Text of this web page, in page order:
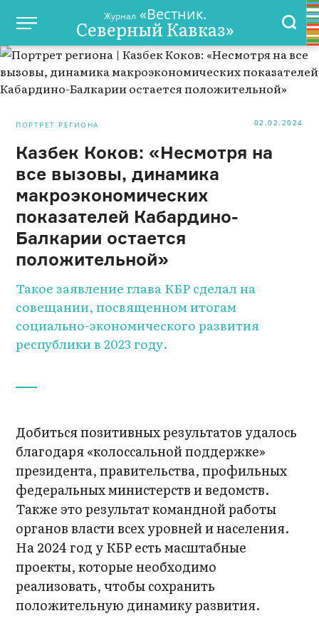
Журнал «Вестник.
Северный Кавказ»
ПОРТРЕТ РЕГИОНА 02.02.2024
Казбек Коков: «Несмотря на
все вызовы, динамика
макроэкономических
показателей Кабардино-
Балкарии остается
положительной»
Такое заявление глава КБР сделал на
совещании, посвященном итогам
социально-экономического развития
республики в 2023 году.
Добиться позитивных результатов удалось
благодаря «колоссальной поддержке»
президента, правительства, профильных
федеральных министерств и ведомств.
Также это результат командной работы
органов власти всех уровней и населения.
На 2024 год у КБР есть масштабные
проекты, которые необходимо
реализовать, чтобы сохранить
положительную динамику развития.